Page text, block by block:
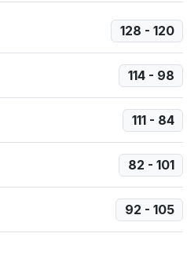
128 - 120
114 - 98
111 - 84
82 - 101
92 - 105